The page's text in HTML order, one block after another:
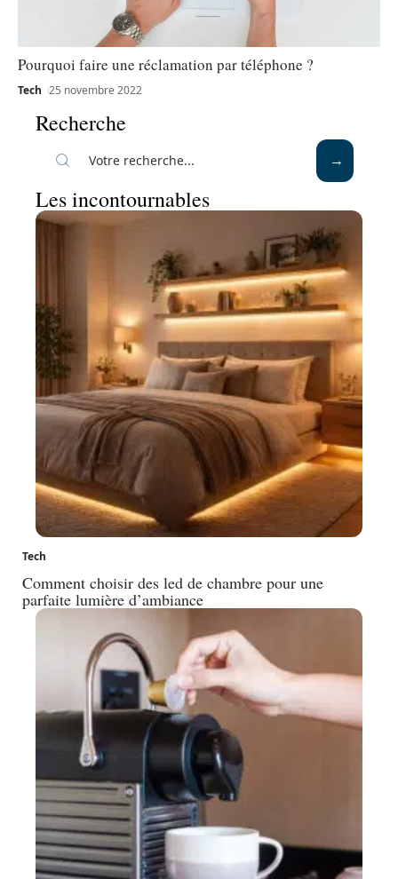
Pourquoi faire une réclamation par téléphone ?
Tech 25 novembre 2022
Recherche
Les incontournables
Tech
Comment choisir des led de chambre pour une
parfaite lumière d’ambiance